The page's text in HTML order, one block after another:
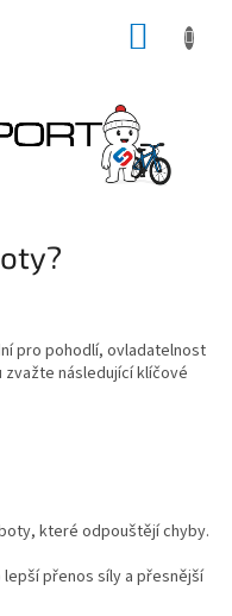
pro pohodlí, ovladatelnost
zvažte následující klíčové
které odpouštějí chyby.
přenos síly a přesnější